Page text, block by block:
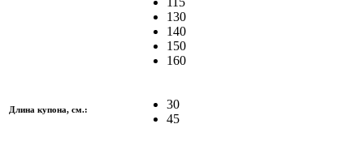
130
140
150
160
Длина купона, см.:
30
45